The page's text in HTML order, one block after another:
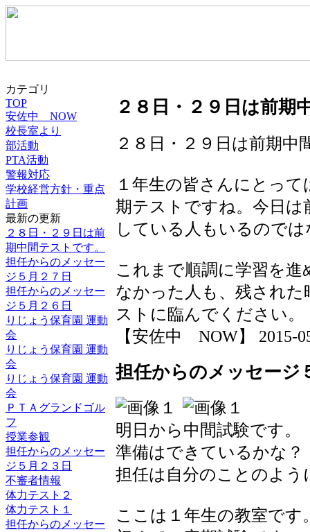
カテゴリ
TOP
安佐中 NOW
校長室より
部活動
PTA活動
警報対応
学校経営方針・重点
計画
最新の更新
２８日・２９日は前
期中間テストです。
担任からのメッセー
ジ５月２７日
担任からのメッセー
ジ５月２６日
りじょう保育園 運動
会
りじょう保育園 運動
会
りじょう保育園 運動
会
ＰＴＡグランドゴル
フ
授業参観
担任からのメッセー
ジ５月２３日
不審者情報
体力テスト２
体力テスト１
担任からのメッセー
２８日・２９日は前期
２８日・２９日は前期中
１年生の皆さんにとっ
期テストですね。今日
している人もいるので
これまで順調に学習を
なかった人も、残され
ストに臨んでください。
【安佐中 NOW】 2015-
担任からのメッセージ
明日から中間試験です。
準備はできているかな？
担任は自分のことのよう
ここは１年生の教室です